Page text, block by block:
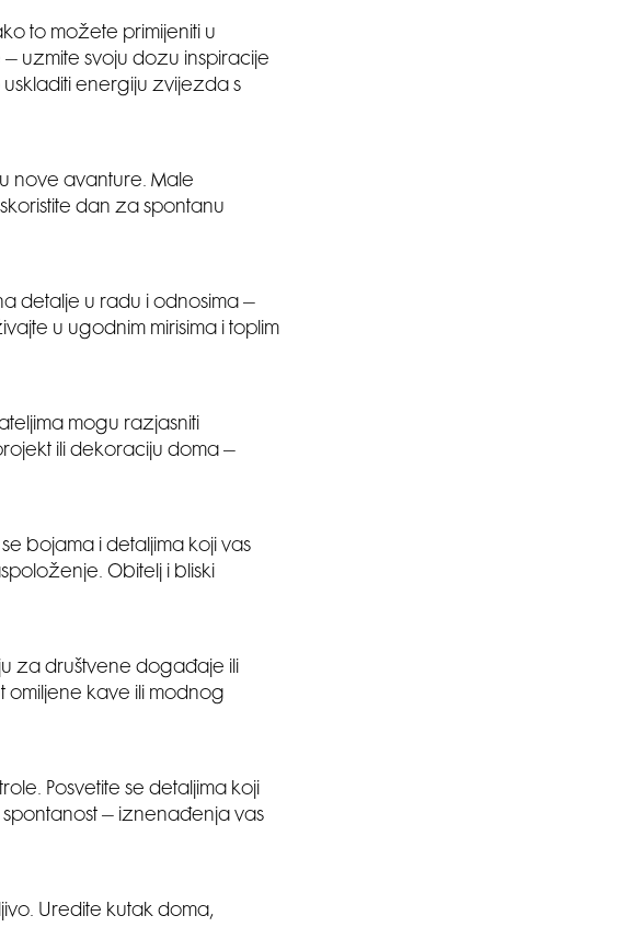
to možete primijeniti u
uzmite svoju dozu inspiracije
energiju zvijezda s
nove avanture. Male
dan za spontanu
detalje u radu i odnosima –
u ugodnim mirisima i toplim
mogu razjasniti
ili dekoraciju doma –
bojama i detaljima koji vas
Obitelj i bliski
za društvene događaje ili
omiljene kave ili modnog
Posvetite se detaljima koji
– iznenađenja vas
Uredite kutak doma,